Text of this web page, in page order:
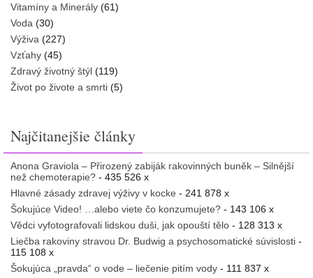
Vitamíny a Minerály (61)
Voda (30)
Výživa (227)
Vzťahy (45)
Zdravý životný štýl (119)
Život po živote a smrti (5)
Najčitanejšie články
Anona Graviola – Přirozený zabiják rakovinných buněk – Silnější
než chemoterapie? - 435 526 x
Hlavné zásady zdravej výživy v kocke - 241 878 x
Šokujúce Video! …alebo viete čo konzumujete? - 143 106 x
Vědci vyfotografovali lidskou duši, jak opouští tělo - 128 313 x
Liečba rakoviny stravou Dr. Budwig a psychosomatické súvislosti -
115 108 x
Šokujúca „pravda“ o vode – liečenie pitím vody - 111 837 x